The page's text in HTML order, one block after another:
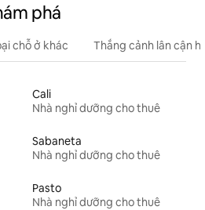
phá
chỗ ở khác Thắng cảnh lân cận
Cali
Nhà nghỉ dưỡng cho thuê
Sabaneta
Nhà nghỉ dưỡng cho thuê
Pasto
Nhà nghỉ dưỡng cho thuê